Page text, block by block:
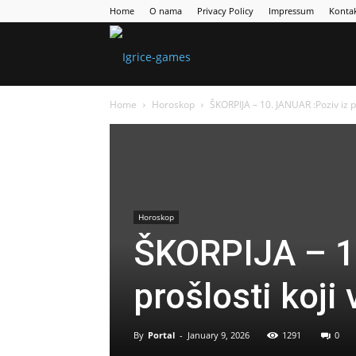
Home O nama Privacy Policy Impressum
Home Horoskop ŠKORPIJA – 10. JANUAR :Poziv
Horoskop
ŠKORPIJA –
prošlosti koji
By Portal - January 9, 2026 1291 0